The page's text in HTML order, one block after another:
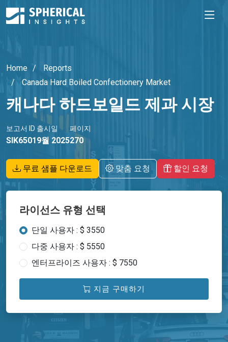
Home
Reports
Canada Hard Boiled Confectionery Market
캐나다 하드보일드 제과 시장
보고서 ID
SIK6501
출시일
9월 2025
페이지
270
무료 샘플 다운로드 맞춤 요청 할인 요청
라이선스 유형 선택
단일 사용자 : $ 3550
다중 사용자 : $ 5550
엔터프라이즈 사용자 : $ 7550
지금 구매하기